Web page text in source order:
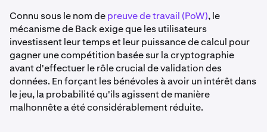
Connu sous le nom depreuve de travail (PoW), le
mécanisme de Back exige que les utilisateurs
investissent leur temps et leur puissance de calcul pour
gagner une compétition basée sur la cryptographie
avant d'effectuer le rôle crucial de validation des
données. En forçant les bénévoles à avoir un intérêt dans
le jeu, la probabilité qu'ils agissent de manière
malhonnête a été considérablement réduite.